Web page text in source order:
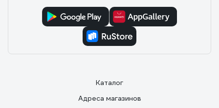
Каталог
Адреса магазинов